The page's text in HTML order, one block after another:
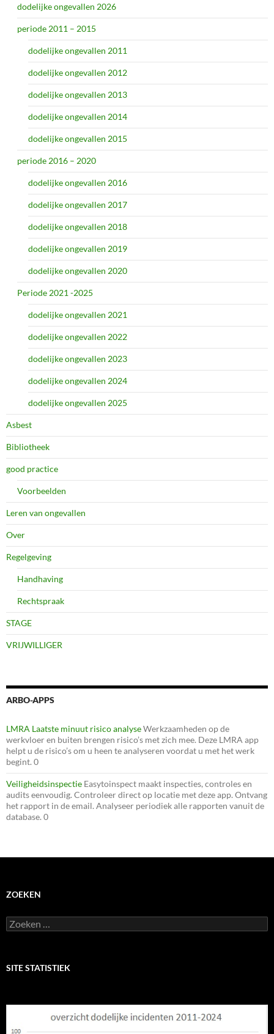
dodelijke ongevallen 2026
periode 2011 – 2015
dodelijke ongevallen 2011
dodelijke ongevallen 2012
dodelijke ongevallen 2013
dodelijke ongevallen 2014
dodelijke ongevallen 2015
periode 2016 – 2020
dodelijke ongevallen 2016
dodelijke ongevallen 2017
dodelijke ongevallen 2018
dodelijke ongevallen 2019
dodelijke ongevallen 2020
Periode 2021 -2025
dodelijke ongevallen 2021
dodelijke ongevallen 2022
dodelijke ongevallen 2023
dodelijke ongevallen 2024
dodelijke ongevallen 2025
Asbest
Bibliotheek
good practice
Voorbeelden
Leren van ongevallen
Over
Regelgeving
Handhaving
Rechtspraak
STAGE
VRIJWILLIGER
ARBO-APPS
LMRA Laatste minuut risico analyseWerkzaamheden op de
werkvloer en buiten brengen risico’s met zich mee. Deze LMRA app
helpt u de risico’s om u heen te analyseren voordat u met het werk
begint. 0
Veiligheidsinspectie Easytoinspect maakt inspecties, controles en
audits eenvoudig. Controleer direct op locatie met deze app. Ontvang
het rapport in de email. Analyseer periodiek alle rapporten vanuit de
database. 0
ZOEKEN
Zoeken
naar:
SITE STATISTIEK